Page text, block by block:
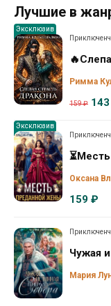
Лучшие в
Эксклюзив
Римма
159 ₽
Эксклюзив
Оксана
159 ₽
Чужая
Мария